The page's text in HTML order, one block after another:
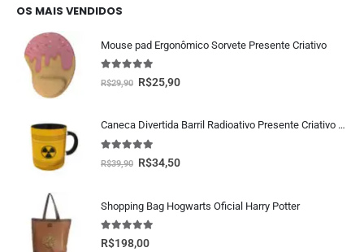
OS MAIS VENDIDOS
Mouse pad Ergonômico Sorvete Presente Criativo
5.00 fora de 5
R$29,90 R$25,90
Caneca Divertida Barril Radioativo Presente Criativo Geek
5.00 fora de 5
R$39,90 R$34,50
Shopping Bag Hogwarts Oficial Harry Potter
5.00 fora de 5
R$198,00